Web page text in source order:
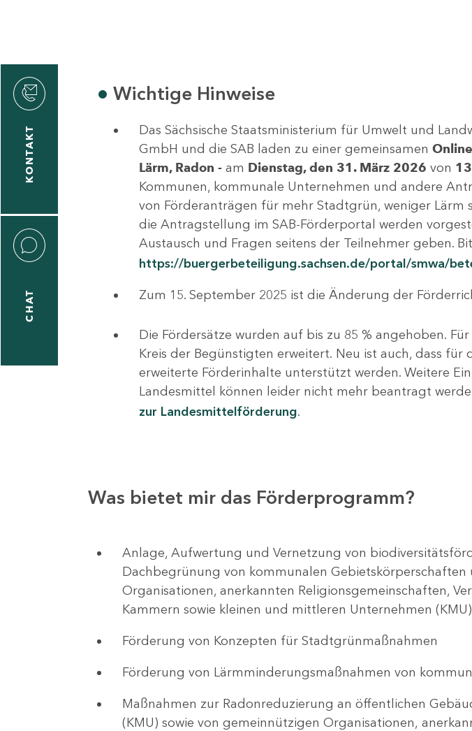
KONTAKT
CHAT
Wichtige Hinweise
Das Sächsische Staatsministerium für Umwelt und
GmbH und die SAB laden zu einer gemeinsamen
Lärm, Radon - am Dienstag, den 31. März 2026 von
Kommunen, kommunale Unternehmen und andere
von Förderanträgen für mehr Stadtgrün, weniger Lärm
die Antragstellung im SAB-Förderportal werden
Austausch und Fragen seitens der Teilnehmer geben.
https://buergerbeteiligung.sachsen.de/portal/smwa/
Zum 15. September 2025 ist die Änderung der
Die Fördersätze wurden auf bis zu 85 % angehoben.
Kreis der Begünstigten erweitert. Neu ist auch, dass
erweiterte Förderinhalte unterstützt werden. Weitere
Landesmittel können leider nicht mehr beantragt
zur Landesmittelförderung.
Was bietet mir das Förderprogramm?
Anlage, Aufwertung und Vernetzung von
Dachbegrünung von kommunalen
Organisationen, anerkannten Religionsgemeinschaften,
Kammern sowie kleinen und mittleren Unternehmen (KMU)
Förderung von Konzepten für Stadtgrünmaßnahmen
Förderung von Lärmminderungsmaßnahmen von
Maßnahmen zur Radonreduzierung an öffentlichen
(KMU) sowie von gemeinnützigen Organisationen,